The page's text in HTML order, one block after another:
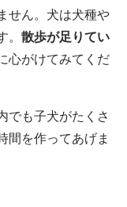
せん。犬は犬種や
。 散歩が足りてい
心がけてみてくだ
でも子犬がたくさ
間を作ってあげま